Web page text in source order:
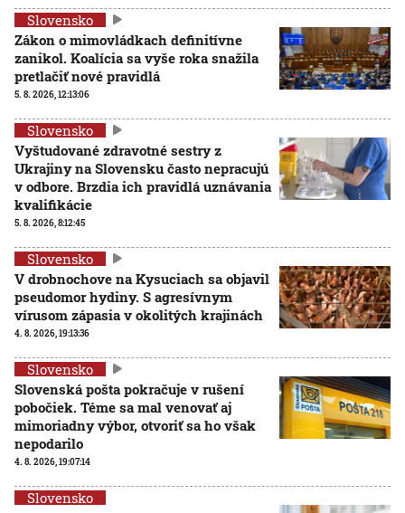
Slovensko
Zákon o mimovládkach definitívne
zanikol. Koalícia sa vyše roka snažila
pretlačiť nové pravidlá
5. 8. 2026, 12:13:06
Slovensko
Vyštudované zdravotné sestry z
Ukrajiny na Slovensku často nepracujú
v odbore. Brzdia ich pravidlá uznávania
kvalifikácie
5. 8. 2026, 8:12:45
Slovensko
V drobnochove na Kysuciach sa objavil
pseudomor hydiny. S agresívnym
vírusom zápasia v okolitých krajinách
4. 8. 2026, 19:13:36
Slovensko
Slovenská pošta pokračuje v rušení
pobočiek. Téme sa mal venovať aj
mimoriadny výbor, otvoriť sa ho však
nepodarilo
4. 8. 2026, 19:07:14
Slovensko